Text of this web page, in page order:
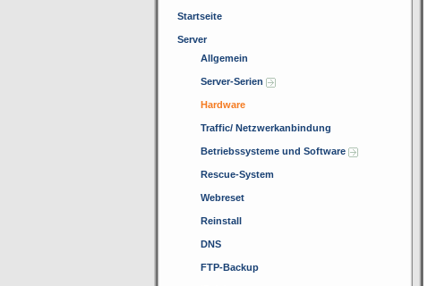
Startseite
Server
Allgemein
Server-Serien
Hardware
Traffic/ Netzwerkanbindung
Betriebssysteme und Software
Rescue-System
Webreset
Reinstall
DNS
FTP-Backup